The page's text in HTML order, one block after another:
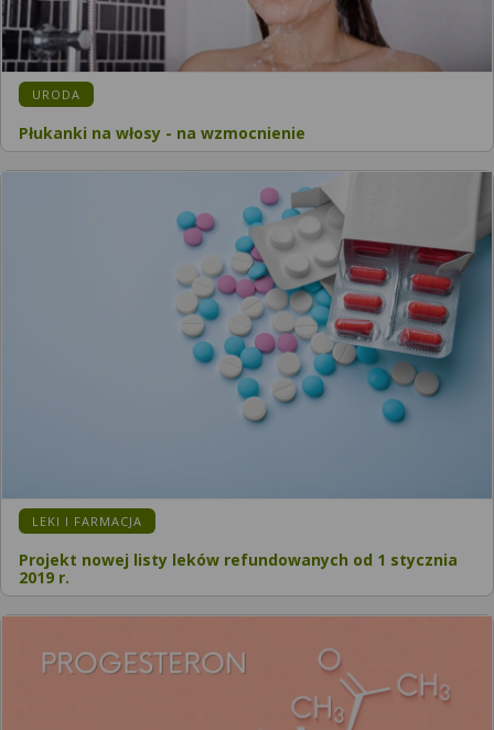
KATEGORIA:
URODA
Płukanki na włosy - na wzmocnienie
KATEGORIA:
LEKI I FARMACJA
Projekt nowej listy leków refundowanych od 1 stycznia
2019 r.